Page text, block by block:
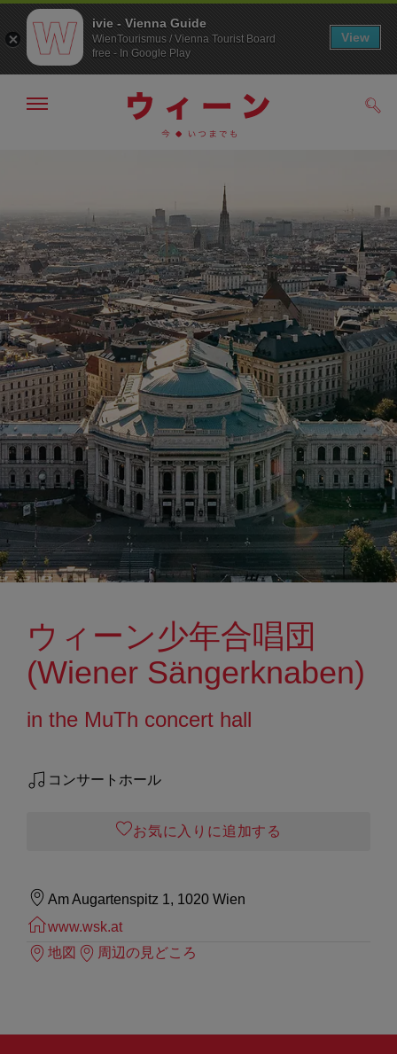
へ
ジ
の
ト
ッ
プ
へ
メ
非
表
示
ウィーン少年合唱団
(Wiener Sängerknaben)
in the MuTh concert hall
コンサートホール
お気に入りに追加する
Am Augartenspitz 1, 1020 Wien
www.wsk.at
地図
周辺の見どころ
ivie - Vienna Guide
WienTourismus / Vienna Tourist Board
free - In Google Play
View